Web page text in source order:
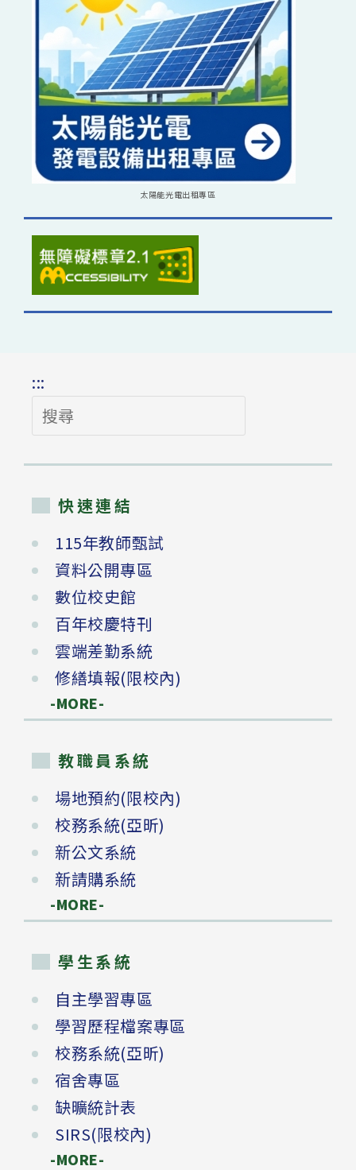
太陽能光電出租專區
:::
搜
尋
快速連結
115年教師甄試
資料公開專區
數位校史館
百年校慶特刊
雲端差勤系統
修繕填報(限校內)
-MORE-
教職員系統
場地預約(限校內)
校務系統(亞昕)
新公文系統
新請購系統
-MORE-
學生系統
自主學習專區
學習歷程檔案專區
校務系統(亞昕)
宿舍專區
缺曠統計表
SIRS(限校內)
-MORE-